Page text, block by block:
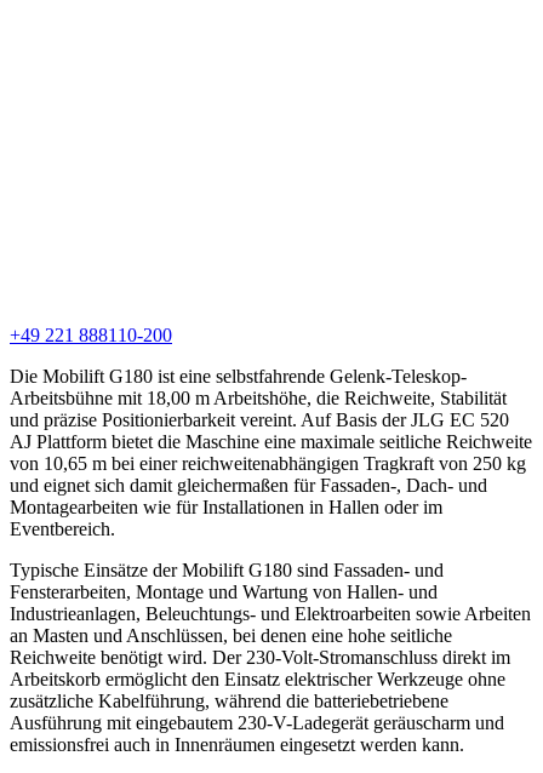
+49 221 888110-200
Die Mobilift G180 ist eine selbstfahrende Gelenk-Teleskop-
Arbeitsbühne mit 18,00 m Arbeitshöhe, die Reichweite, Stabilität
und präzise Positionierbarkeit vereint. Auf Basis der JLG EC 520
AJ Plattform bietet die Maschine eine maximale seitliche Reichweite
von 10,65 m bei einer reichweitenabhängigen Tragkraft von 250 kg
und eignet sich damit gleichermaßen für Fassaden-, Dach- und
Montagearbeiten wie für Installationen in Hallen oder im
Eventbereich.
Typische Einsätze der Mobilift G180 sind Fassaden- und
Fensterarbeiten, Montage und Wartung von Hallen- und
Industrieanlagen, Beleuchtungs- und Elektroarbeiten sowie Arbeiten
an Masten und Anschlüssen, bei denen eine hohe seitliche
Reichweite benötigt wird. Der 230-Volt-Stromanschluss direkt im
Arbeitskorb ermöglicht den Einsatz elektrischer Werkzeuge ohne
zusätzliche Kabelführung, während die batteriebetriebene
Ausführung mit eingebautem 230‑V-Ladegerät geräuscharm und
emissionsfrei auch in Innenräumen eingesetzt werden kann.